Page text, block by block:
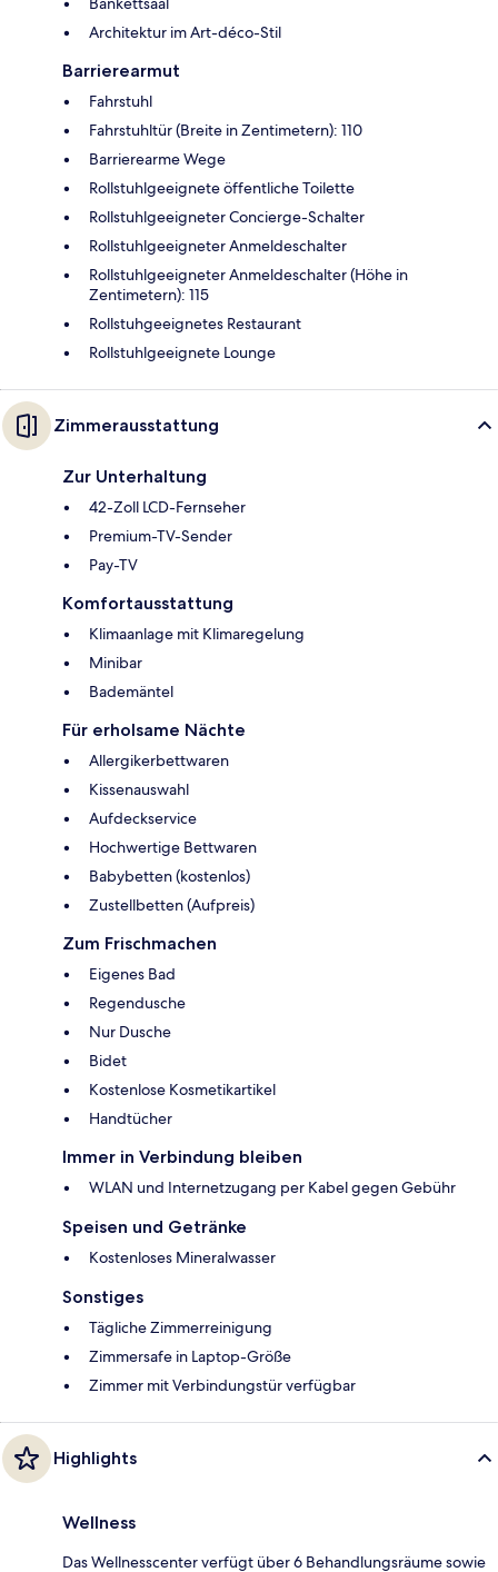
Architektur im Art-déco-Stil
Barrierearmut
Fahrstuhl
Fahrstuhltür (Breite in Zentimetern): 110
Barrierearme Wege
Rollstuhlgeeignete öffentliche Toilette
Rollstuhlgeeigneter Concierge-Schalter
Rollstuhlgeeigneter Anmeldeschalter
Rollstuhlgeeigneter Anmeldeschalter (Höhe in
Zentimetern): 115
Rollstuhgeeignetes Restaurant
Rollstuhlgeeignete Lounge
Zimmerausstattung
Zur Unterhaltung
42-Zoll LCD-Fernseher
Premium-TV-Sender
Pay-TV
Komfortausstattung
Klimaanlage mit Klimaregelung
Minibar
Bademäntel
Für erholsame Nächte
Allergikerbettwaren
Kissenauswahl
Aufdeckservice
Hochwertige Bettwaren
Babybetten (kostenlos)
Zustellbetten (Aufpreis)
Zum Frischmachen
Eigenes Bad
Regendusche
Nur Dusche
Bidet
Kostenlose Kosmetikartikel
Handtücher
Immer in Verbindung bleiben
WLAN und Internetzugang per Kabel gegen Gebühr
Speisen und Getränke
Kostenloses Mineralwasser
Sonstiges
Tägliche Zimmerreinigung
Zimmersafe in Laptop-Größe
Zimmer mit Verbindungstür verfügbar
Highlights
Wellness
Das Wellnesscenter verfügt über 6 Behandlungsräume sowie